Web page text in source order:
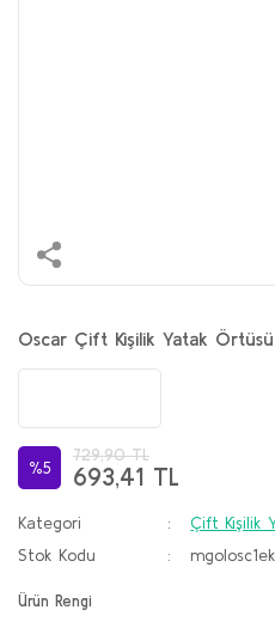
Oscar Çift Kişilik Yatak
%5
729,90 TL
693,41 TL
Kategori
Çift Kişilik
Stok Kodu
Ürün Rengi